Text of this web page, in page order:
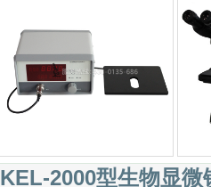
KEL-2000型生物显微